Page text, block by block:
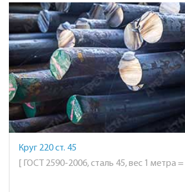
Круг 220 ст. 45
[ ГОСТ 2590-2006, сталь 45, вес 1 метра =